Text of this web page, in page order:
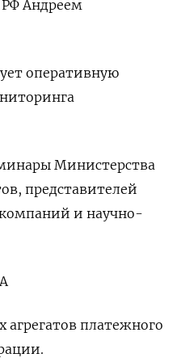
Андреем
оперативную
⁠Министерства
представителей
и научно-
платежного